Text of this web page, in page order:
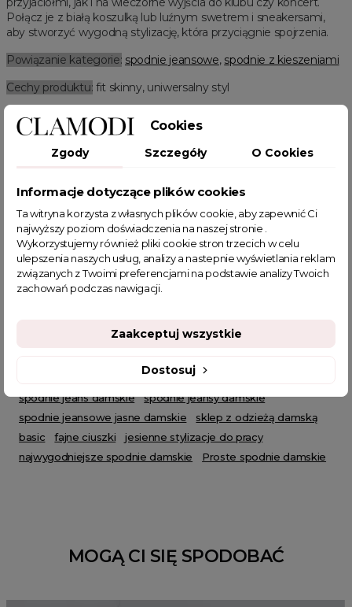
Połącz je z białą koszulką lub luźnym swetrem i sneakersami,
aby stworzyć wygodną stylizację, która przyciągnie spojrzenia.
Powiązanie kategorie: spodnie jeansowe, spodnie z kieszeniami
Cechy produktu: fit skinny, uniwersalny styl
Powiązane kategorie:
Odzież damska
Zobacz wszystkie produkty Clamodi
Zobacz nowości Clamodi
Jeans Plus size
Jeans plus size
Spodnie z wysokim stanem
Spodnie regular
Spodnie z kieszeniami Spodnie skinny
jeansy damskie z wysokim stanem
spodnie jeans damskie
spodnie jeansy damskie
spodnie jeansowe jasne damskie
sklep z odzieżą damską
basic
fajne ciuszki
jesienne stylizacje do pracy
najwygodniejsze spodnie damskie
Proste spodnie damskie
MOGĄ CI SIĘ SPODOBAĆ
Cookies
Zgody Szczegóły O Cookies
Informacje dotyczące plików cookies
Ta witryna korzysta z własnych plików cookie, aby zapewnić Ci
najwyższy poziom doświadczenia na naszej stronie .
Wykorzystujemy również pliki cookie stron trzecich w celu
ulepszenia naszych usług, analizy a nastepnie wyświetlania reklam
związanych z Twoimi preferencjami na podstawie analizy Twoich
zachowań podczas nawigacji.
Dostosuj
Zaakceptuj wszystkie